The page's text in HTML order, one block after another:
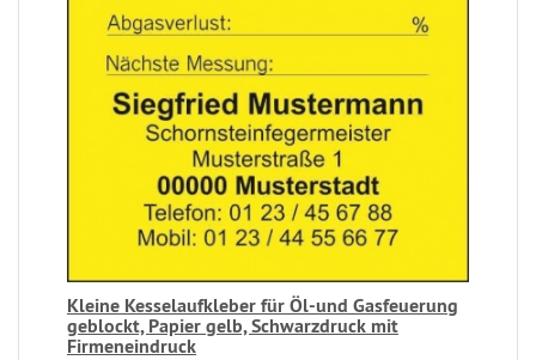
Kleine Kesselaufkleber für Öl-und Gasfeuerung
geblockt, Papier gelb, Schwarzdruck mit
Firmeneindruck